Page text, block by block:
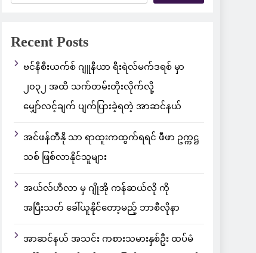
Recent Posts
ဗင်နီစီးယက်စ် ဂျူနီယာ ရီးရဲလ်မက်ဒရစ် မှာ
၂၀၃၂ အထိ သက်တမ်းတိုးလိုက်လို့
မျှော်လင့်ချက် ပျက်ပြားခဲ့ရတဲ့ အာဆင်နယ်
အင်ဖန်တီနို သာ ရာထူးကထွက်ရရင် ဖီဖာ ဥက္ကဋ္ဌ
သစ် ဖြစ်လာနိုင်သူများ
အယ်လ်ဟီလာ မှ ဂျိုအို ကန်ဆယ်လို ကို
အပြီးသတ် ခေါ်ယူနိုင်တော့မည့် ဘာစီလိုနာ
အာဆင်နယ် အသင်း ကစားသမားနှစ်ဦး ထပ်မံ